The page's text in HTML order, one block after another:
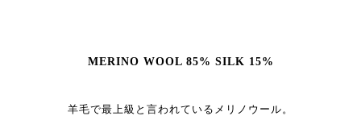
MERINO WOOL 85% SILK 15%
羊毛で最上級と言われているメリノウール。